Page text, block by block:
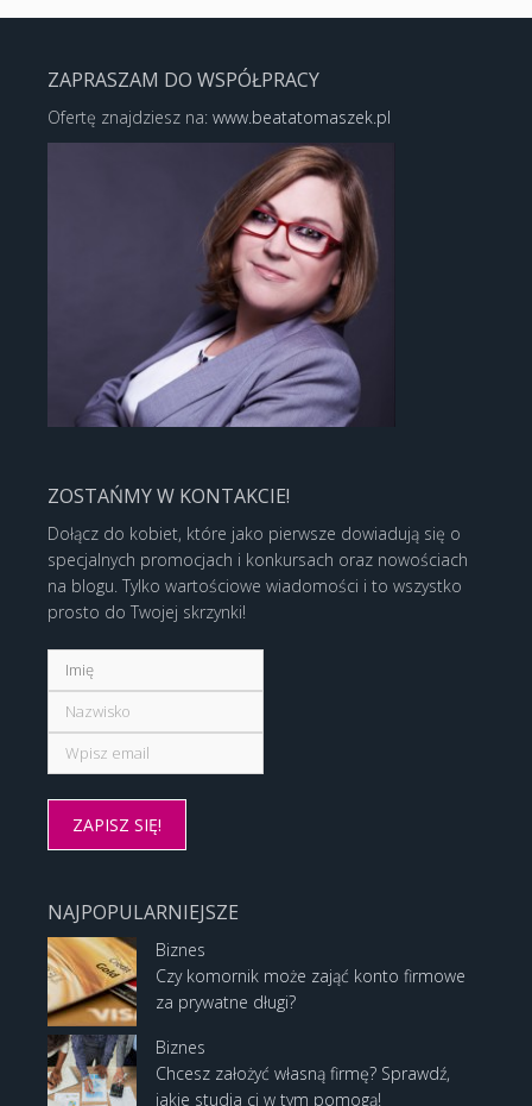
ZAPRASZAM DO WSPÓŁPRACY
Ofertę znajdziesz na: www.beatatomaszek.pl
ZOSTAŃMY W KONTAKCIE!
Dołącz do kobiet, które jako pierwsze dowiadują się o
specjalnych promocjach i konkursach oraz nowościach
na blogu. Tylko wartościowe wiadomości i to wszystko
prosto do Twojej skrzynki!
NAJPOPULARNIEJSZE
Biznes
Czy komornik może zająć konto firmowe
za prywatne długi?
Biznes
Chcesz założyć własną firmę? Sprawdź,
jakie studia ci w tym pomogą!